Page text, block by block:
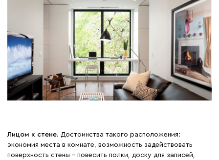
Лицом к стене. Достоинства такого расположения:
экономия места в комнате, возможность задействовать
поверхность стены – повесить полки, доску для записей,